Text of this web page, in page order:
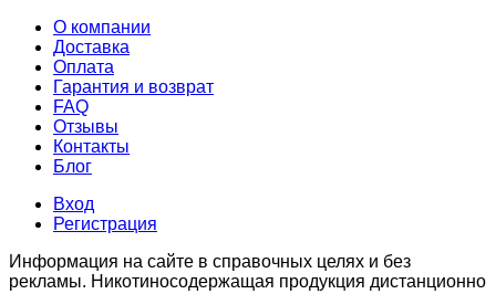
О компании
Доставка
Оплата
Гарантия и возврат
FAQ
Отзывы
Контакты
Блог
Вход
Регистрация
Информация на сайте в справочных целях и без
рекламы. Никотиносодержащая продукция дистанционно